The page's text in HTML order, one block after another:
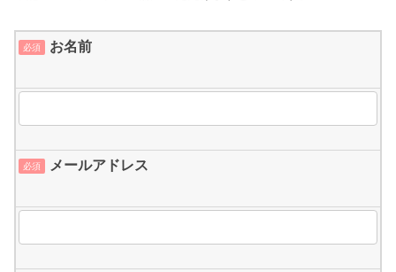
必須 お名前
必須 メールアドレス